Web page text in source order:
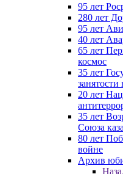
95 лет
280 лет
95 лет
40 лет
65 лет
космос
35 лет
занятости
20 лет
35 лет
Союза
80 лет
войне
Архив